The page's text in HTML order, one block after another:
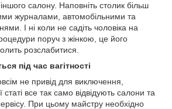
салону. Наповніть столик більш
журналами, автомобільними та
І ні коли не садіть чоловіка на
поруч з жінкою, це його
розслабитися.
під час вагітності
не привід для виключення,
статі все так само відвідують салони та
При цьому майстру необхідно